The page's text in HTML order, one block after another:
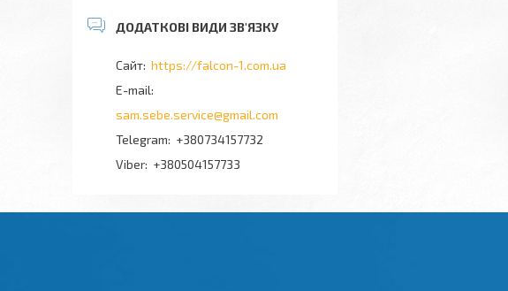
https://falcon-1.com.ua
sam.sebe.service@gmail.com
+380734157732
+380504157733